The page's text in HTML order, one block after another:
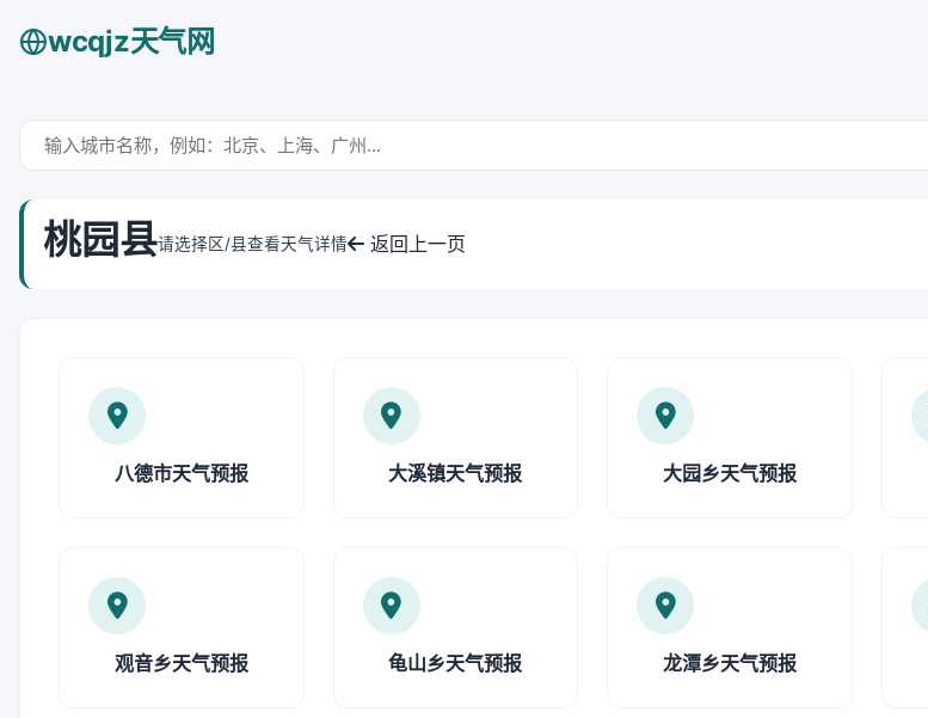
wcqjz天气网
桃园县请选择区/县查看天气详情 返回上一页
八德市天气预报 大溪镇天气预报 大园乡天气预报
观音乡天气预报 龟山乡天气预报 龙潭乡天气预报